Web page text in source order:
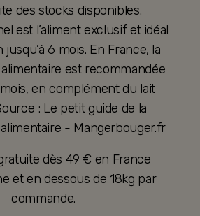
des stocks disponibles.
est l’aliment exclusif et idéal
6 mois. En France, la
est recommandée
en complément du lait
: Le petit guide de la
- Mangerbouger.fr
dès 49 € en France
et en dessous de 18kg par
commande.